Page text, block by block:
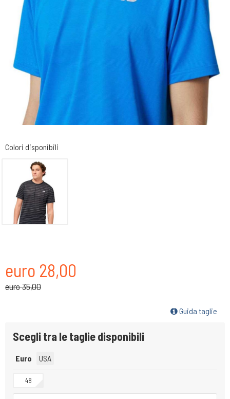
Colori disponibili
euro 28,00
euro 35,00
Guida taglie
Scegli tra le taglie disponibili
Euro USA
48